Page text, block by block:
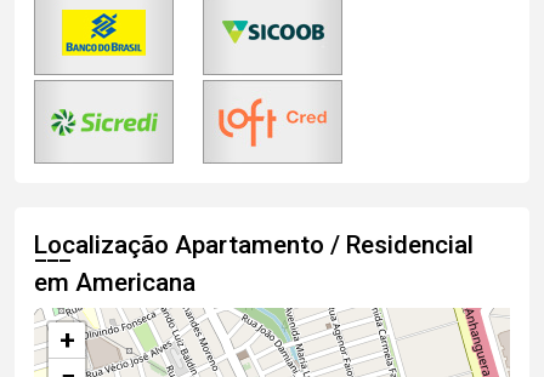
Localização Apartamento / Residencial
em Americana
+